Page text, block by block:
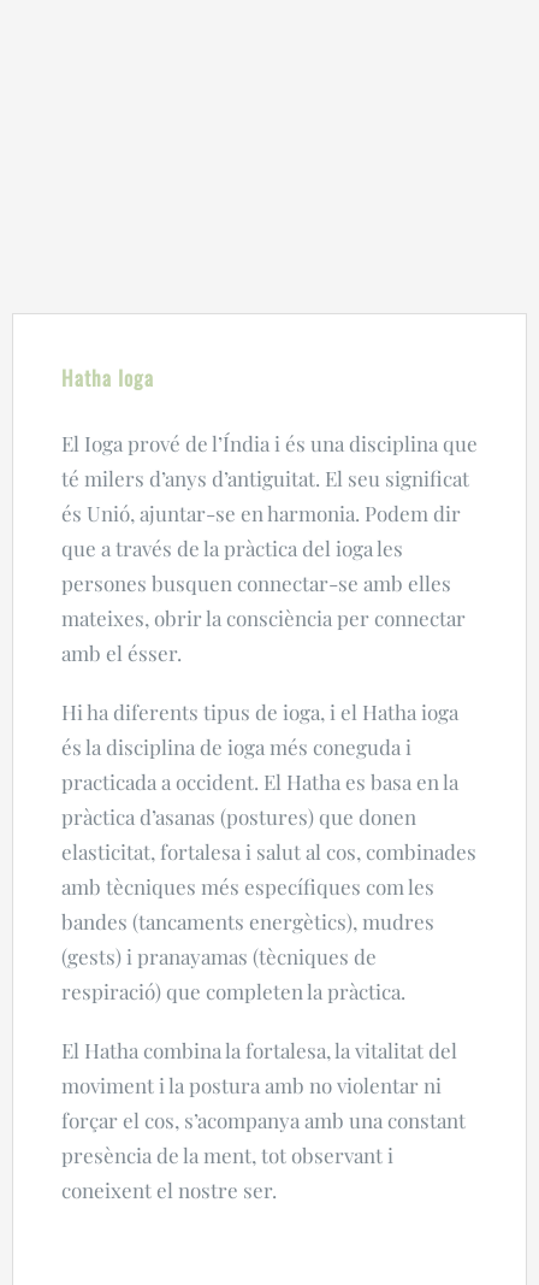
Hatha Ioga
El Ioga prové de l’Índia i és una disciplina que
té milers d’anys d’antiguitat. El seu significat
és Unió, ajuntar-se en harmonia. Podem dir
que a través de la pràctica del ioga les
persones busquen connectar-se amb elles
mateixes, obrir la consciència per connectar
amb el ésser.
Hi ha diferents tipus de ioga, i el Hatha ioga
és la disciplina de ioga més coneguda i
practicada a occident. El Hatha es basa en la
pràctica d’asanas (postures) que donen
elasticitat, fortalesa i salut al cos, combinades
amb tècniques més específiques com les
bandes (tancaments energètics), mudres
(gests) i pranayamas (tècniques de
respiració) que completen la pràctica.
El Hatha combina la fortalesa, la vitalitat del
moviment i la postura amb no violentar ni
forçar el cos, s’acompanya amb una constant
presència de la ment, tot observant i
coneixent el nostre ser.